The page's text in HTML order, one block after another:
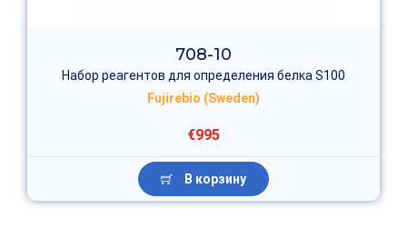
708-10
Набор реагентов для определения белка S100
Fujirebio (Sweden)
€995
В корзину